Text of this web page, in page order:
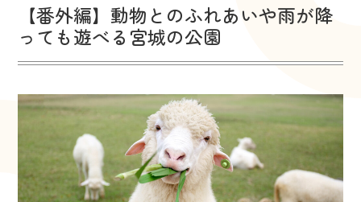
【番外編】動物とのふれあいや雨が降
っても遊べる宮城の公園